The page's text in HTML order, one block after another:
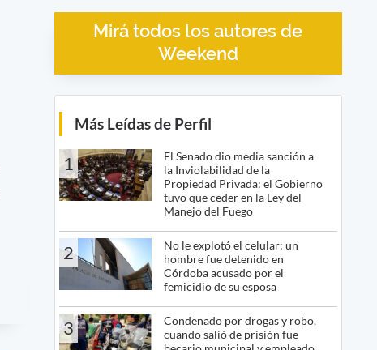
Mirá todos los autores de
Weekend
Más Leídas de Perfil
1
El Senado dio media sanción a
la Inviolabilidad de la
Propiedad Privada: el Gobierno
tuvo que ceder en la Ley del
Manejo del Fuego
2
No le explotó el celular: un
hombre fue detenido en
Córdoba acusado por el
femicidio de su esposa
3
Condenado por drogas y robo,
cuando salió de prisión fue